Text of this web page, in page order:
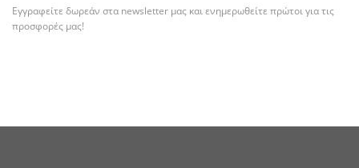
Εγγραφείτε δωρεάν στα newsletter μας και ενημερωθείτε πρώτοι για τις
προσφορές μας!